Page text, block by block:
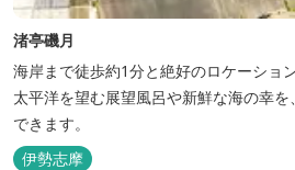
渚亭磯月
海岸まで徒歩約1分と絶好のロケーショ
太平洋を望む展望風呂や新鮮な海の幸
できます。
伊勢志摩